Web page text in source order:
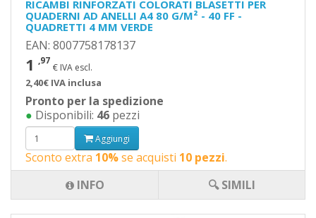
RICAMBI RINFORZATI COLORATI BLASETTI PER
QUADERNI AD ANELLI A4 80 G/M² - 40 FF -
QUADRETTI 4 MM VERDE
EAN: 8007758178137
1 ,97
€ IVA escl.
2,40€ IVA inclusa
Pronto per la spedizione
● Disponibili: 46 pezzi
Aggiungi
Sconto extra 10%se acquisti 10 pezzi.
INFO
🔍 SIMILI